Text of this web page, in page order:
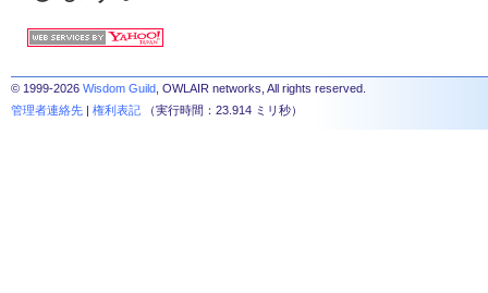
© 1999-2026 Wisdom Guild , OWLAIR networks, All rights reserved.
管理者連絡先 | 権利表記 （実行時間：23.914 ミリ秒）